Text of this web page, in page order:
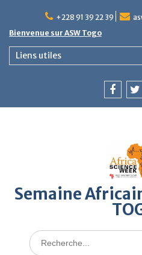
content
+228 91 39 22 39
Bienvenue sur ASW Togo
Liens utiles
Semaine
Search
for: